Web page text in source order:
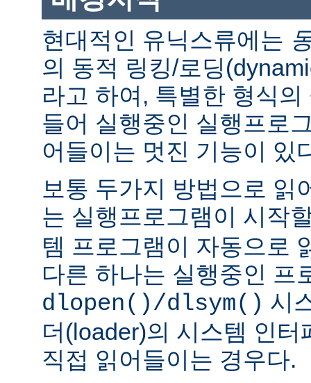
현대적인 유닉스류에는
의 동적 링킹/로딩
라고 하여, 특별한 형식
들어 실행중인 실행프로
어들이는 멋진 기능이 있
보통 두가지 방법으로 읽
는 실행프로그램이 시작
템 프로그램이 자동으로
다른 하나는 실행중인 프
dlopen()/dlsym() 시
더(loader)의 시스템 인
직접 읽어들이는 경우다.